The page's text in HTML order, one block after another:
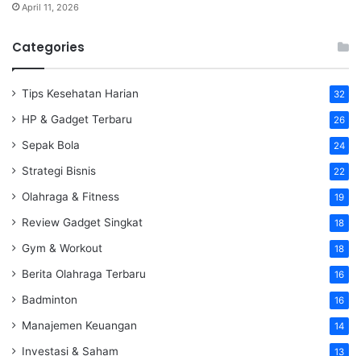
April 11, 2026
Categories
Tips Kesehatan Harian 32
HP & Gadget Terbaru 26
Sepak Bola 24
Strategi Bisnis 22
Olahraga & Fitness 19
Review Gadget Singkat 18
Gym & Workout 18
Berita Olahraga Terbaru 16
Badminton 16
Manajemen Keuangan 14
Investasi & Saham 13